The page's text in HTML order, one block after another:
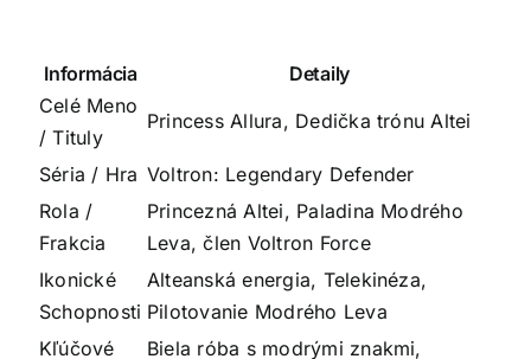
Informácia
Detaily
Celé Meno
/ Tituly
Princess Allura, Dedička trónu Altei
Séria / Hra Voltron: Legendary Defender
Rola /
Frakcia
Princezná Altei, Paladina Modrého
Leva, člen Voltron Force
Ikonické
Schopnosti
Alteanská energia, Telekinéza,
Pilotovanie Modrého Leva
Kľúčové
Biela róba s modrými znakmi,